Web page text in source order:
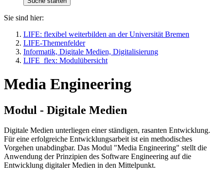
Sie sind hier:
LIFE: flexibel weiterbilden an der Universität Bremen
LIFE-Themenfelder
Informatik, Digitale Medien, Digitalisierung
LIFE_flex: Modulübersicht
Media Engineering
Modul - Digitale Medien
Digitale Medien unterliegen einer ständigen, rasanten Entwicklung.
Für eine erfolgreiche Entwicklungsarbeit ist ein methodisches
Vorgehen unabdingbar. Das Modul "Media Engineering" stellt die
Anwendung der Prinzipien des Software Engineering auf die
Entwicklung digitaler Medien in den Mittelpunkt.